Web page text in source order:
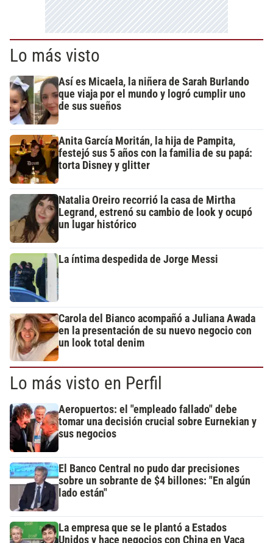
Lo más visto
Así es Micaela, la niñera de Sarah Burlando
que viaja por el mundo y logró cumplir uno
de sus sueños
Anita García Moritán, la hija de Pampita,
festejó sus 5 años con la familia de su papá:
torta Disney y glitter
Natalia Oreiro recorrió la casa de Mirtha
Legrand, estrenó su cambio de look y ocupó
un lugar histórico
La íntima despedida de Jorge Messi
Carola del Bianco acompañó a Juliana Awada
en la presentación de su nuevo negocio con
un look total denim
Lo más visto en Perfil
Aeropuertos: el "empleado fallado" debe
tomar una decisión crucial sobre Eurnekian y
sus negocios
El Banco Central no pudo dar precisiones
sobre un sobrante de $4 billones: "En algún
lado están"
La empresa que se le plantó a Estados
Unidos y hace negocios con China en Vaca